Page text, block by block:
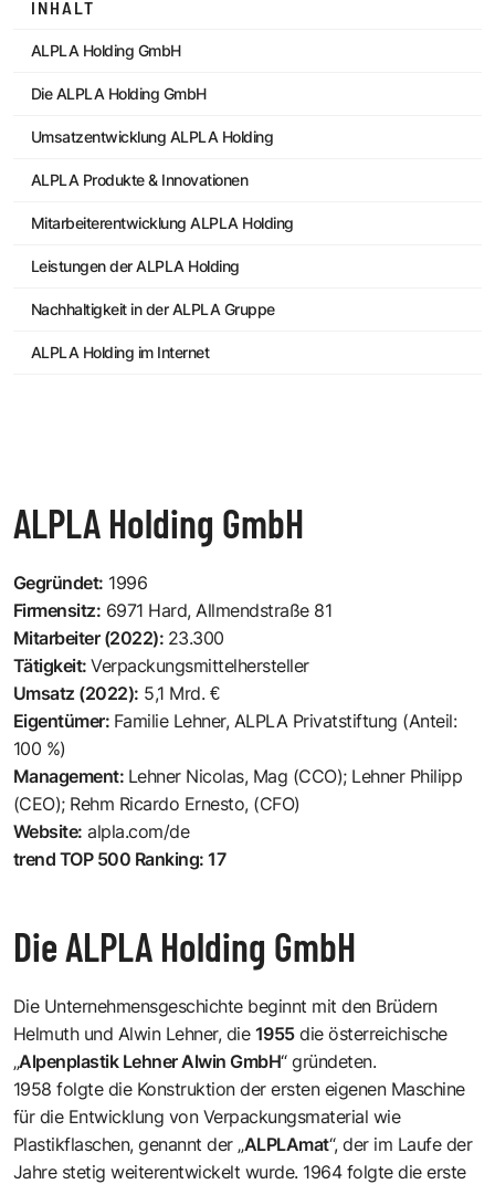
INHALT
ALPLA Holding GmbH
Die ALPLA Holding GmbH
Umsatzentwicklung ALPLA Holding
ALPLA Produkte & Innovationen
Mitarbeiterentwicklung ALPLA Holding
Leistungen der ALPLA Holding
Nachhaltigkeit in der ALPLA Gruppe
ALPLA Holding im Internet
ALPLA Holding GmbH
Gegründet: 1996
Firmensitz: 6971 Hard, Allmendstraße 81
Mitarbeiter (2022): 23.300
Tätigkeit:Verpackungsmittelhersteller
Umsatz (2022): 5,1 Mrd. €
Eigentümer: Familie Lehner, ALPLA Privatstiftung (Anteil:
100 %)
Management: Lehner Nicolas, Mag (CCO); Lehner Philipp
(CEO); Rehm Ricardo Ernesto, (CFO)
Website: alpla.com/de
trend TOP 500 Ranking: 17
Die ALPLA Holding GmbH
Die Unternehmensgeschichte beginnt mit den Brüdern
Helmuth und Alwin Lehner, die 1955 die österreichische
„Alpenplastik Lehner Alwin GmbH“ gründeten.
1958 folgte die Konstruktion der ersten eigenen Maschine
für die Entwicklung von Verpackungsmaterial wie
Plastikflaschen, genannt der „ALPLAmat“, der im Laufe der
Jahre stetig weiterentwickelt wurde. 1964 folgte die erste